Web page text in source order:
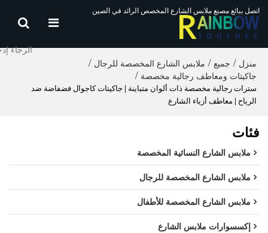
اتصل ببائع مصنع ملابس الشارع المخصص الرائد في الصين
منزل / جميع / ملابس الشارع المخصصة للرجال /
جاكيتات ومعاطف رجالية مخصصة /
سترات رجالية مخصصة ذات ألوان متباينة | جاكيتات كاجوال فضفاضة ضد
الرياح | معاطف أزياء الشارع
فئات
ملابس الشارع النسائية المخصصة
ملابس الشارع المخصصة للرجال
ملابس الشارع المخصصة للأطفال
إكسسوارات ملابس الشارع